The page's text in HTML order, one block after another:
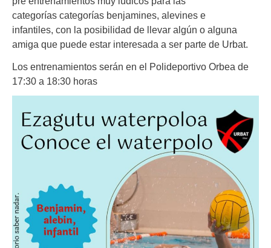
categorías categorías benjamines, alevines e
infantiles, con la posibilidad de llevar algún o alguna
amiga que puede estar interesada a ser parte de Urbat.
Los entrenamientos serán en el Polideportivo Orbea de
17:30 a 18:30 horas